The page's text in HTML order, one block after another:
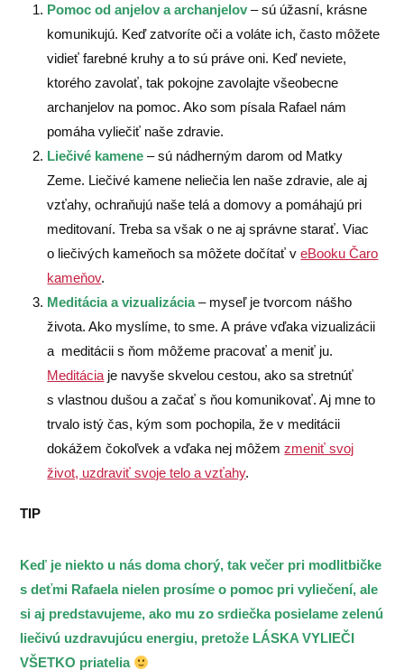
Pomoc od anjelov a archanjelov – sú úžasní, krásne
komunikujú. Keď zatvoríte oči a voláte ich, často môžete
vidieť farebné kruhy a to sú práve oni. Keď neviete,
ktorého zavolať, tak pokojne zavolajte všeobecne
archanjelov na pomoc. Ako som písala Rafael nám
pomáha vyliečiť naše zdravie.
Liečivé kamene – sú nádherným darom od Matky
Zeme. Liečivé kamene neliečia len naše zdravie, ale aj
vzťahy, ochraňujú naše telá a domovy a pomáhajú pri
meditovaní. Treba sa však o ne aj správne starať. Viac
o liečivých kameňoch sa môžete dočítať veBooku Čaro
kameňov.
Meditácia a vizualizácia– myseľ je tvorcom nášho
života. Ako myslíme, to sme. A práve vďaka vizualizácii
a meditácii s ňom môžeme pracovať a meniť ju.
Meditácia je navyše skvelou cestou, ako sa stretnúť
s vlastnou dušou a začať s ňou komunikovať. Aj mne to
trvalo istý čas, kým som pochopila, že v meditácii
dokážem čokoľvek a vďaka nej môžemzmeniť svoj
život, uzdraviť svoje telo a vzťahy.
TIP
Keď je niekto u nás doma chorý, tak večer pri modlitbičke
s deťmi Rafaela nielen prosíme o pomoc pri vyliečení, ale
si aj predstavujeme, ako mu zo srdiečka posielame zelenú
liečivú uzdravujúcu energiu, pretože LÁSKA VYLIEČI
VŠETKO priatelia